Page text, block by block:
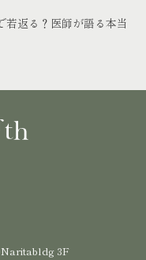
若返る？医師が語る本当
3F